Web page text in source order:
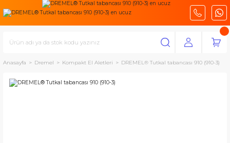
Anasayfa Dremel Kompakt El Aletleri DREMEL® Tutkal tabancası 910 (910-3)